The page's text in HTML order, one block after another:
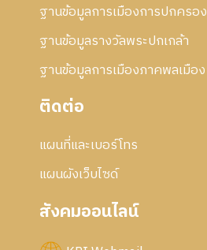
ฐานข้อมูลการเมืองการปกครอง
ฐานข้อมูลรางวัลพระปกเกล้า
ฐานข้อมูลการเมืองภาคพลเมือง
ติดต่อ
แผนที่และเบอร์โทร
แผนผังเว็บไซด์
สังคมออนไลน์